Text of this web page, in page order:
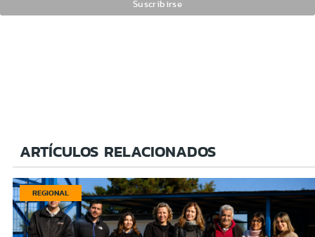
ARTÍCULOS RELACIONADOS
REGIONAL